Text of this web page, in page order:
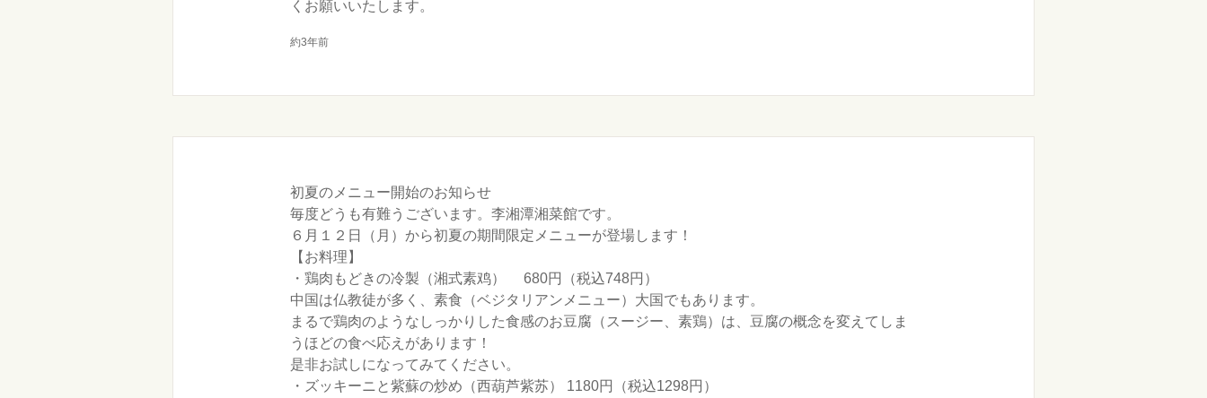
くお願いいたします。
約3年前
初夏のメニュー開始のお知らせ
毎度どうも有難うございます。李湘潭湘菜館です。
６月１２日（月）から初夏の期間限定メニューが登場します！
【お料理】
・鶏肉もどきの冷製（湘式素鸡） 680円（税込748円）
中国は仏教徒が多く、素食（ベジタリアンメニュー）大国でもあります。
まるで鶏肉のようなしっかりした食感のお豆腐（スージー、素鶏）は、豆腐の概念を変えてしま
うほどの食べ応えがあります！
是非お試しになってみてください。
・ズッキーニと紫蘇の炒め（西葫芦紫苏） 1180円（税込1298円）